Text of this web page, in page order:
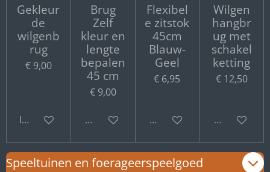
Gekleur
de
wilgenb
rug
€ 9,00
In winkelwagen
Brug
Zelf
kleur en
lengte
bepalen
45 cm
€ 9,00
Bekijk details
Flexibel
e zitstok
45cm
Blauw-
Geel
€ 6,95
Bekijk details
Wilgen
hangbr
ug met
schakel
ketting
€ 12,50
Uitverkocht
Speeltuinen en foerageerspeelgoed